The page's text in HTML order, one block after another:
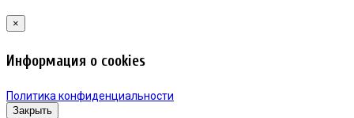
×
Информация о cookies
Политика конфиденциальности
Закрыть